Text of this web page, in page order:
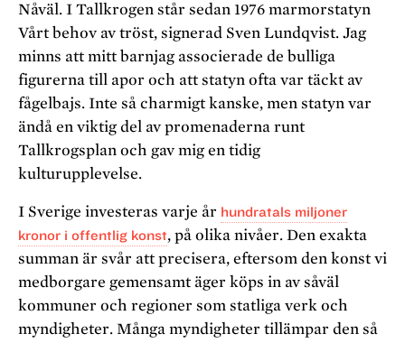
Nåväl. I Tallkrogen står sedan 1976 marmorstatyn
Vårt behov av tröst, signerad Sven Lundqvist. Jag
minns att mitt barnjag associerade de bulliga
figurerna till apor och att statyn ofta var täckt av
fågelbajs. Inte så charmigt kanske, men statyn var
ändå en viktig del av promenaderna runt
Tallkrogsplan och gav mig en tidig
kulturupplevelse.
I Sverige investeras varje år hundratals miljoner
kronor i offentlig konst, på olika nivåer. Den exakta
summan är svår att precisera, eftersom den konst vi
medborgare gemensamt äger köps in av såväl
kommuner och regioner som statliga verk och
myndigheter. Många myndigheter tillämpar den så